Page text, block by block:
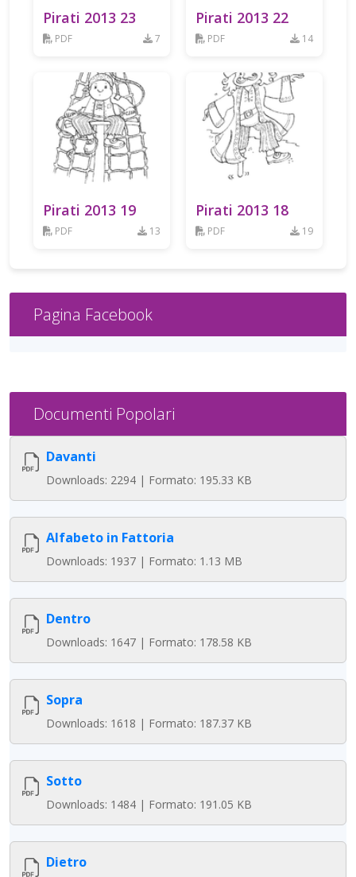
Pirati 2013 23
PDF 7
Pirati 2013 22
PDF 14
Pirati 2013 19
PDF 13
Pirati 2013 18
PDF 19
Pagina Facebook
Documenti Popolari
Davanti
Downloads: 2294 | Formato: 195.33 KB
Alfabeto in Fattoria
Downloads: 1937 | Formato: 1.13 MB
Dentro
Downloads: 1647 | Formato: 178.58 KB
Sopra
Downloads: 1618 | Formato: 187.37 KB
Sotto
Downloads: 1484 | Formato: 191.05 KB
Dietro